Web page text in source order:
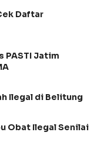
Daftar
PASTI Jatim
Ilegal di Belitung
Obat Ilegal Senilai